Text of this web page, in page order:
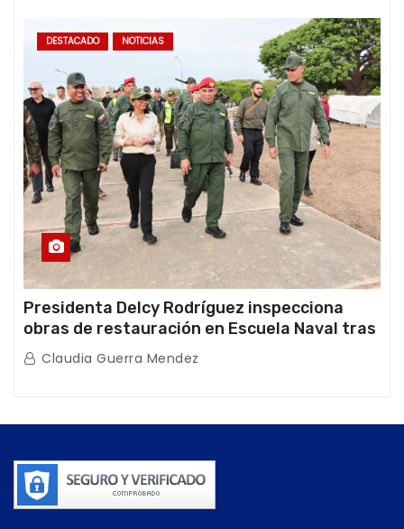
DESTACADO NOTICIAS
Presidenta Delcy Rodríguez inspecciona
obras de restauración en Escuela Naval tras
afectaciones sísmicas en La Guaira
Claudia Guerra Mendez